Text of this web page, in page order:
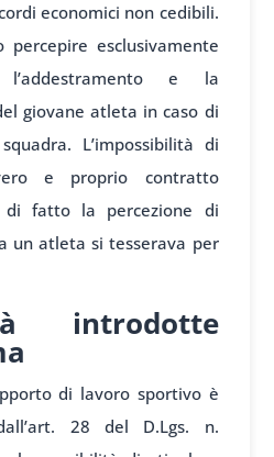
di economici non cedibili.
percepire esclusivamente
e la
giovane atleta in caso di
squadra. L’impossibilità di
e proprio contratto
di fatto la percezione di
unatleta si tesserava per
introdotte
porto di lavoro sportivo è
28 del D.Lgs. n.